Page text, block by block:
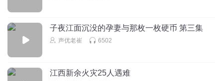
子夜江面沉没的孕妻与那枚一枚硬币 第三集
声优老崔 6502
江西新余火灾25人遇难